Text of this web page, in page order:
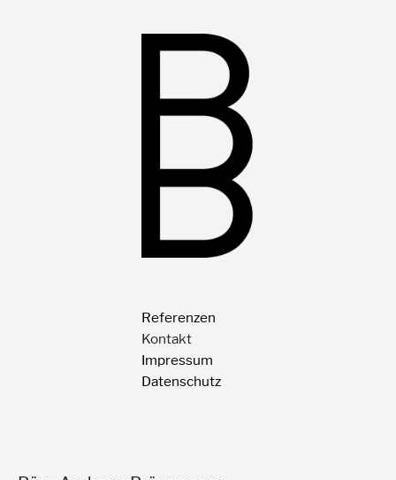
Referenzen
Kontakt
Impressum
Datenschutz